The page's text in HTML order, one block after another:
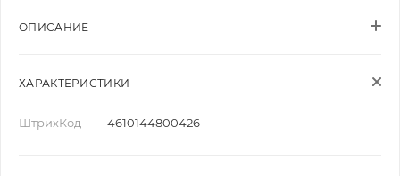
ОПИСАНИЕ
ХАРАКТЕРИСТИКИ
ШтрихКод — 4610144800426